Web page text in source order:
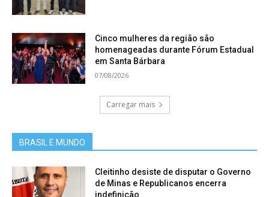
Cinco mulheres da região são
homenageadas durante Fórum Estadual
em Santa Bárbara
07/08/2026
Carregar mais
BRASIL E MUNDO
Cleitinho desiste de disputar o Governo
de Minas e Republicanos encerra
indefinição